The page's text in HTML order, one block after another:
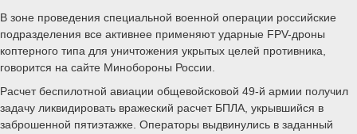
В зоне проведения специальной военной операции российские
подразделения все активнее применяют ударные FPV-дроны
коптерного типа для уничтожения укрытых целей противника,
говорится на сайте Минобороны России.
Расчет беспилотной авиации общевойсковой 49-й армии получил
задачу ликвидировать вражеский расчет БПЛА, укрывшийся в
заброшенной пятиэтажке. Операторы выдвинулись в заданный